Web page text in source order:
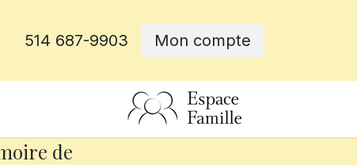
514 687-9903 Mon compte
de